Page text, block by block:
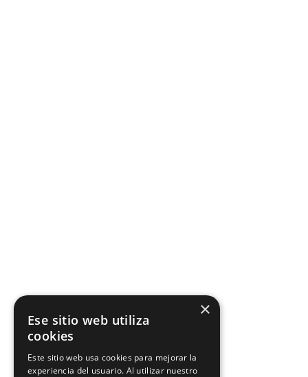
×
Ese sitio web utiliza
cookies
Este sitio web usa cookies para mejorar la
experiencia del usuario. Al utilizar nuestro